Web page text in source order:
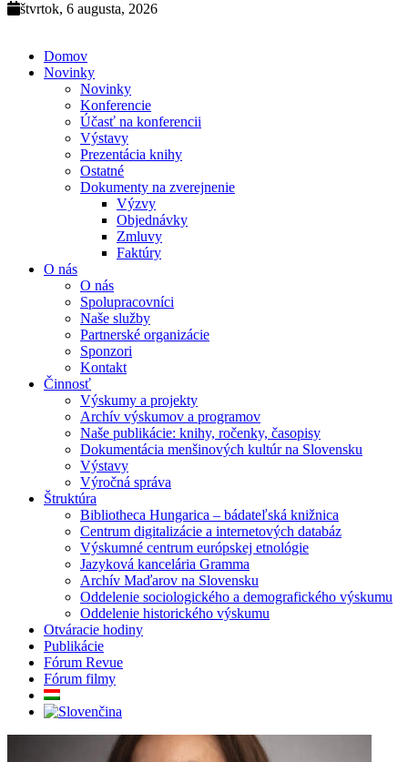
štvrtok, 6 augusta, 2026
Domov
Novinky
Novinky
Konferencie
Účasť na konferencii
Výstavy
Prezentácia knihy
Ostatné
Dokumenty na zverejnenie
Výzvy
Objednávky
Zmluvy
Faktúry
O nás
O nás
Spolupracovníci
Naše služby
Partnerské organizácie
Sponzori
Kontakt
Činnosť
Výskumy a projekty
Archív výskumov a programov
Naše publikácie: knihy, ročenky, časopisy
Dokumentácia menšinových kultúr na Slovensku
Výstavy
Výročná správa
Štruktúra
Bibliotheca Hungarica – bádateľská knižnica
Centrum digitalizácie a internetových databáz
Výskumné centrum európskej etnológie
Jazyková kancelária Gramma
Archív Maďarov na Slovensku
Oddelenie sociologického a demografického výskumu
Oddelenie historického výskumu
Otváracie hodiny
Publikácie
Fórum Revue
Fórum filmy